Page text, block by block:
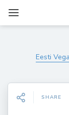
Eesti
SHARE